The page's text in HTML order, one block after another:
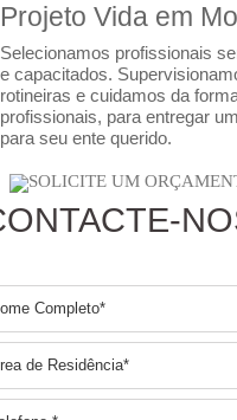
Projeto Vida em
Selecionamos profissionais
e capacitados.
rotineiras e cuidamos da
profissionais, para entregar
para seu ente querido.
SOLICITE UM